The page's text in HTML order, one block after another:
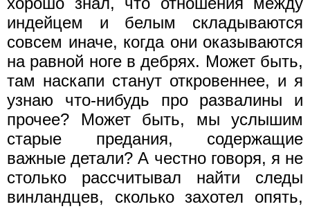
индейцем и белым складываются
совсем иначе, когда они оказываются
на равной ноге в дебрях. Может быть,
там наскапи станут откровеннее, и я
узнаю что-нибудь про развалины и
прочее? Может быть, мы услышим
старые предания, содержащие
важные детали? А честно говоря, я не
столько рассчитывал найти следы
винландцев, сколько захотел опять,